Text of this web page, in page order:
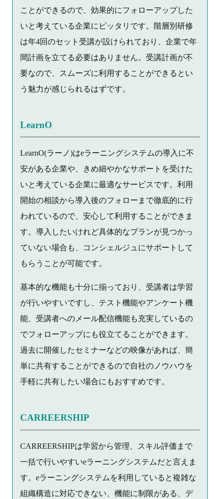
ことができるので、効果的にフォローアップした
いと考えている企業にピッタリです。階層別研修
は年4回のセット受講が設けられており、企業で年
間計画を立てる必要はありません。受講計画が不
要なので、スムーズに利用することができるとい
う魅力が感じられるはずです。
LearnO
LearnO(ラーノ)はeラーニングシステムの導入に不
安がある企業や、きめ細やかなサポートを受けた
いと考えている企業に最適なサービスです。利用
開始の相談から導入後のフォローまで徹底的に行
われているので、安心して利用することができま
す。導入したいけれど具体的なプランが見つかっ
ていない場合も、コンシェルジュにサポートして
もらうことが可能です。
基本的な機能も十分に揃っており、受講者は学習
が行いやすいですし、テスト機能やアンケート機
能、受講者へのメール配信機能も充実しているの
でフォローアップにも役立てることができます。
過去に開催したセミナーなどの映像があれば、簡
単に共有することができるので自社のノウハウを
手軽に共有したい場合にもおすすめです。
CARREERSHIP
CARREERSHIPは学習から管理、スキル評価まで
一括で行いやすいeラーニングシステムだと言えま
す。eラーニングシステムを利用していると複雑な
組織構造に対応できない、機能に制限がある、デ